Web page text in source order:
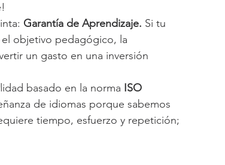
Garantía de Aprendizaje. Si tu
el objetivo pedagógico, la
un gasto en una inversión
basado en la norma ISO
de idiomas porque sabemos
tiempo, esfuerzo y repetición;